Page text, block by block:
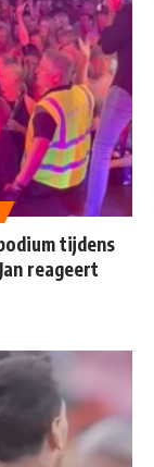
tijdens
reageert